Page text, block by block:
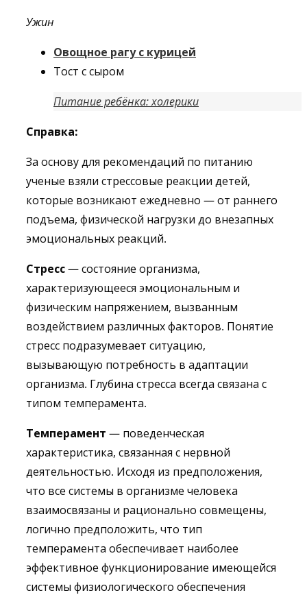
Ужин
Овощное рагу с курицей
Тост с сыром
Питание ребёнка: холерики
Справка:
За основу для рекомендаций по питанию
ученые взяли стрессовые реакции детей,
которые возникают ежедневно — от раннего
подъема, физической нагрузки до внезапных
эмоциональных реакций.
Стресс— состояние организма,
характеризующееся эмоциональным и
физическим напряжением, вызванным
воздействием различных факторов. Понятие
стресс подразумевает ситуацию,
вызывающую потребность в адаптации
организма. Глубина стресса всегда связана с
типом темперамента.
Темперамент — поведенческая
характеристика, связанная с нервной
деятельностью. Исходя из предположения,
что все системы в организме человека
взаимосвязаны и рационально совмещены,
логично предположить, что тип
темперамента обеспечивает наиболее
эффективное функционирование имеющейся
системы физиологического обеспечения